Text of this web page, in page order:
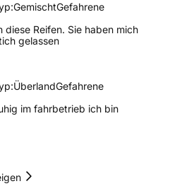
GemischtGefahrene
Reifen. Sie haben mich
gelassen
ÜberlandGefahrene
im fahrbetrieb ich bin